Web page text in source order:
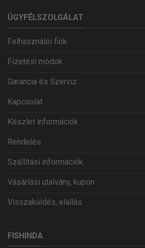
ÜGYFÉLSZOLGÁLAT
Felhasználói fiók
Fizetési módok
Garancia és Szerviz
Kapcsolat
Készlet információk
Rendelés
Szállítási információk
Vásárlási utalvány, kupon
Visszaküldés, elállás
FISHINDA